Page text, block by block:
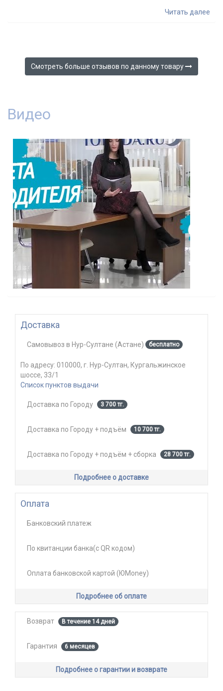
стеллаж). По итогу: пользоваться довольно удобно,
услугу от интернет-магазина. Нас всё устроило.
Читать далее
Смотреть больше отзывов по данному товару
Видео
Доставка
Самовывоз в Нур-Султане (Астане) бесплатно
По адресу: 010000, г. Нур-Султан, Кургальжинское
шоссе, 33/1
Список пунктов выдачи
Доставка по Городу 3 700 тг.
Доставка по Городу + подъём 10 700 тг.
Доставка по Городу + подъём + сборка 28 700 тг.
Подробнее о доставке
Оплата
Банковский платеж
По квитанции банка(с QR кодом)
Оплата банковской картой (ЮMoney)
Подробнее об оплате
Возврат В течение 14 дней
Гарантия 6 месяцев
Подробнее о гарантии и возврате